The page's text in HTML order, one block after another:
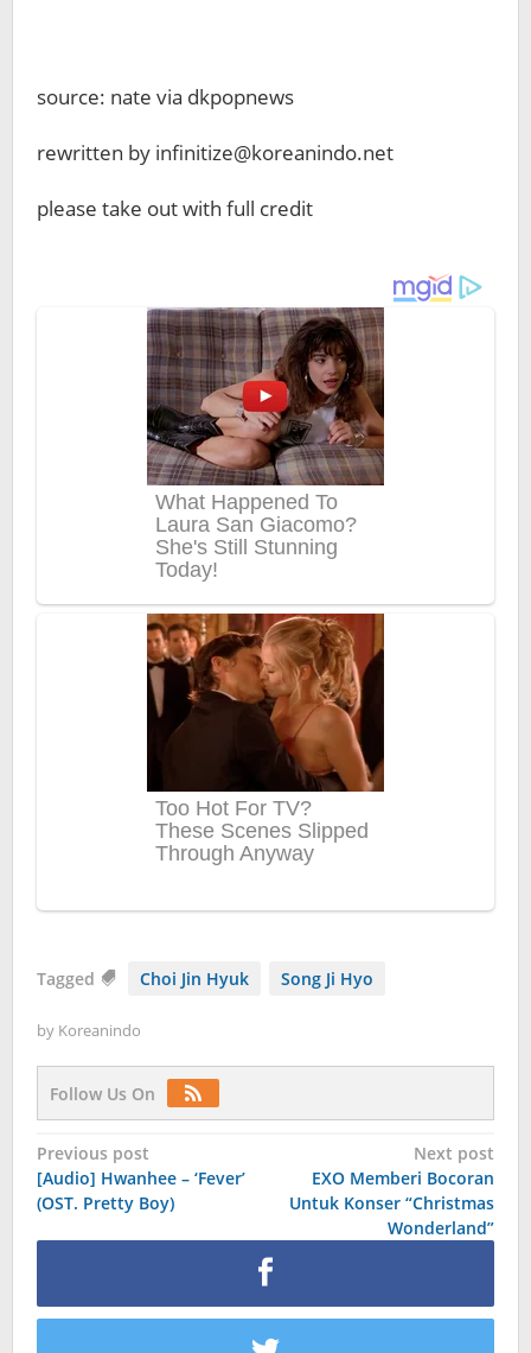
source: nate via dkpopnews
rewritten by infinitize@koreanindo.net
please take out with full credit
Tagged Choi Jin Hyuk Song Ji Hyo
by Koreanindo
Follow Us On
Post
navigation
Previous post
[Audio] Hwanhee – ‘Fever’
(OST. Pretty Boy)
Next post
EXO Memberi Bocoran
Untuk Konser “Christmas
Wonderland”